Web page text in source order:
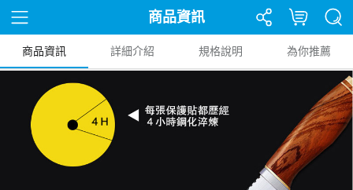
商品資訊
商品資訊 詳細介紹 規格說明 為你推薦